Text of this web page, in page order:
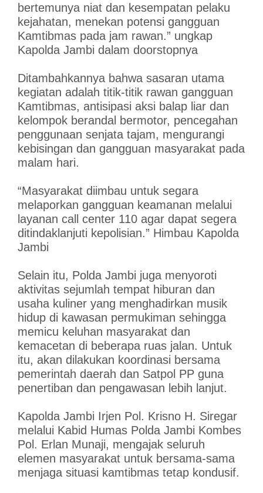
bertemunya niat dan kesempatan pelaku
kejahatan, menekan potensi gangguan
Kamtibmas pada jam rawan.” ungkap
Kapolda Jambi dalam doorstopnya
Ditambahkannya bahwa sasaran utama
kegiatan adalah titik-titik rawan gangguan
Kamtibmas, antisipasi aksi balap liar dan
kelompok berandal bermotor, pencegahan
penggunaan senjata tajam, mengurangi
kebisingan dan gangguan masyarakat pada
malam hari.
“Masyarakat diimbau untuk segara
melaporkan gangguan keamanan melalui
layanan call center 110 agar dapat segera
ditindaklanjuti kepolisian.” Himbau Kapolda
Jambi
Selain itu, Polda Jambi juga menyoroti
aktivitas sejumlah tempat hiburan dan
usaha kuliner yang menghadirkan musik
hidup di kawasan permukiman sehingga
memicu keluhan masyarakat dan
kemacetan di beberapa ruas jalan. Untuk
itu, akan dilakukan koordinasi bersama
pemerintah daerah dan Satpol PP guna
penertiban dan pengawasan lebih lanjut.
Kapolda Jambi Irjen Pol. Krisno H. Siregar
melalui Kabid Humas Polda Jambi Kombes
Pol. Erlan Munaji, mengajak seluruh
elemen masyarakat untuk bersama-sama
menjaga situasi kamtibmas tetap kondusif.